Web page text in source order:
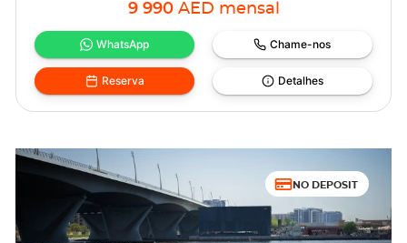
9 990 AED mensal
WhatsApp Chame-nos
Reserva Detalhes
NO DEPOSIT